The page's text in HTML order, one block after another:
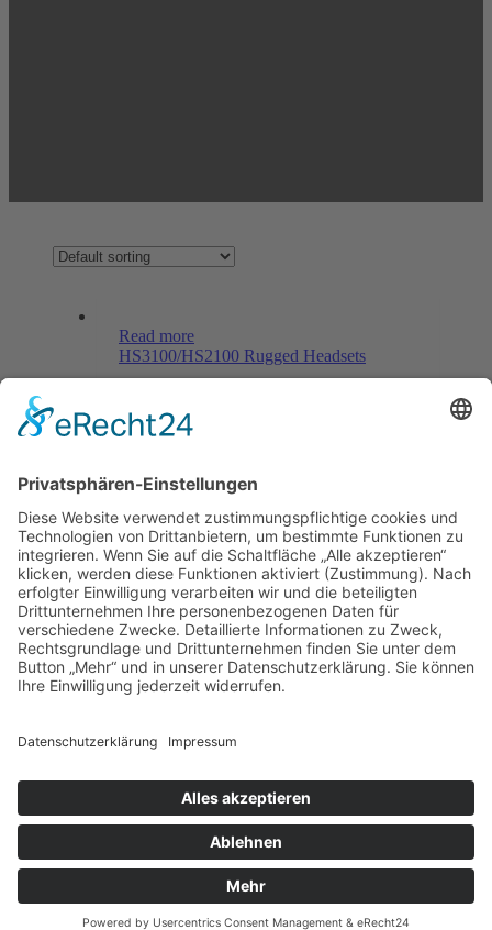
Read more
HS3100/HS2100 Rugged Headsets
Menü
Home
Kontakt
AGB
Datenschutzerklärung
Impressum
Anschrift
BSI Vertriebs GmbH
Telefax: 004961521873727
E-Mail: info@bsivertrieb.de